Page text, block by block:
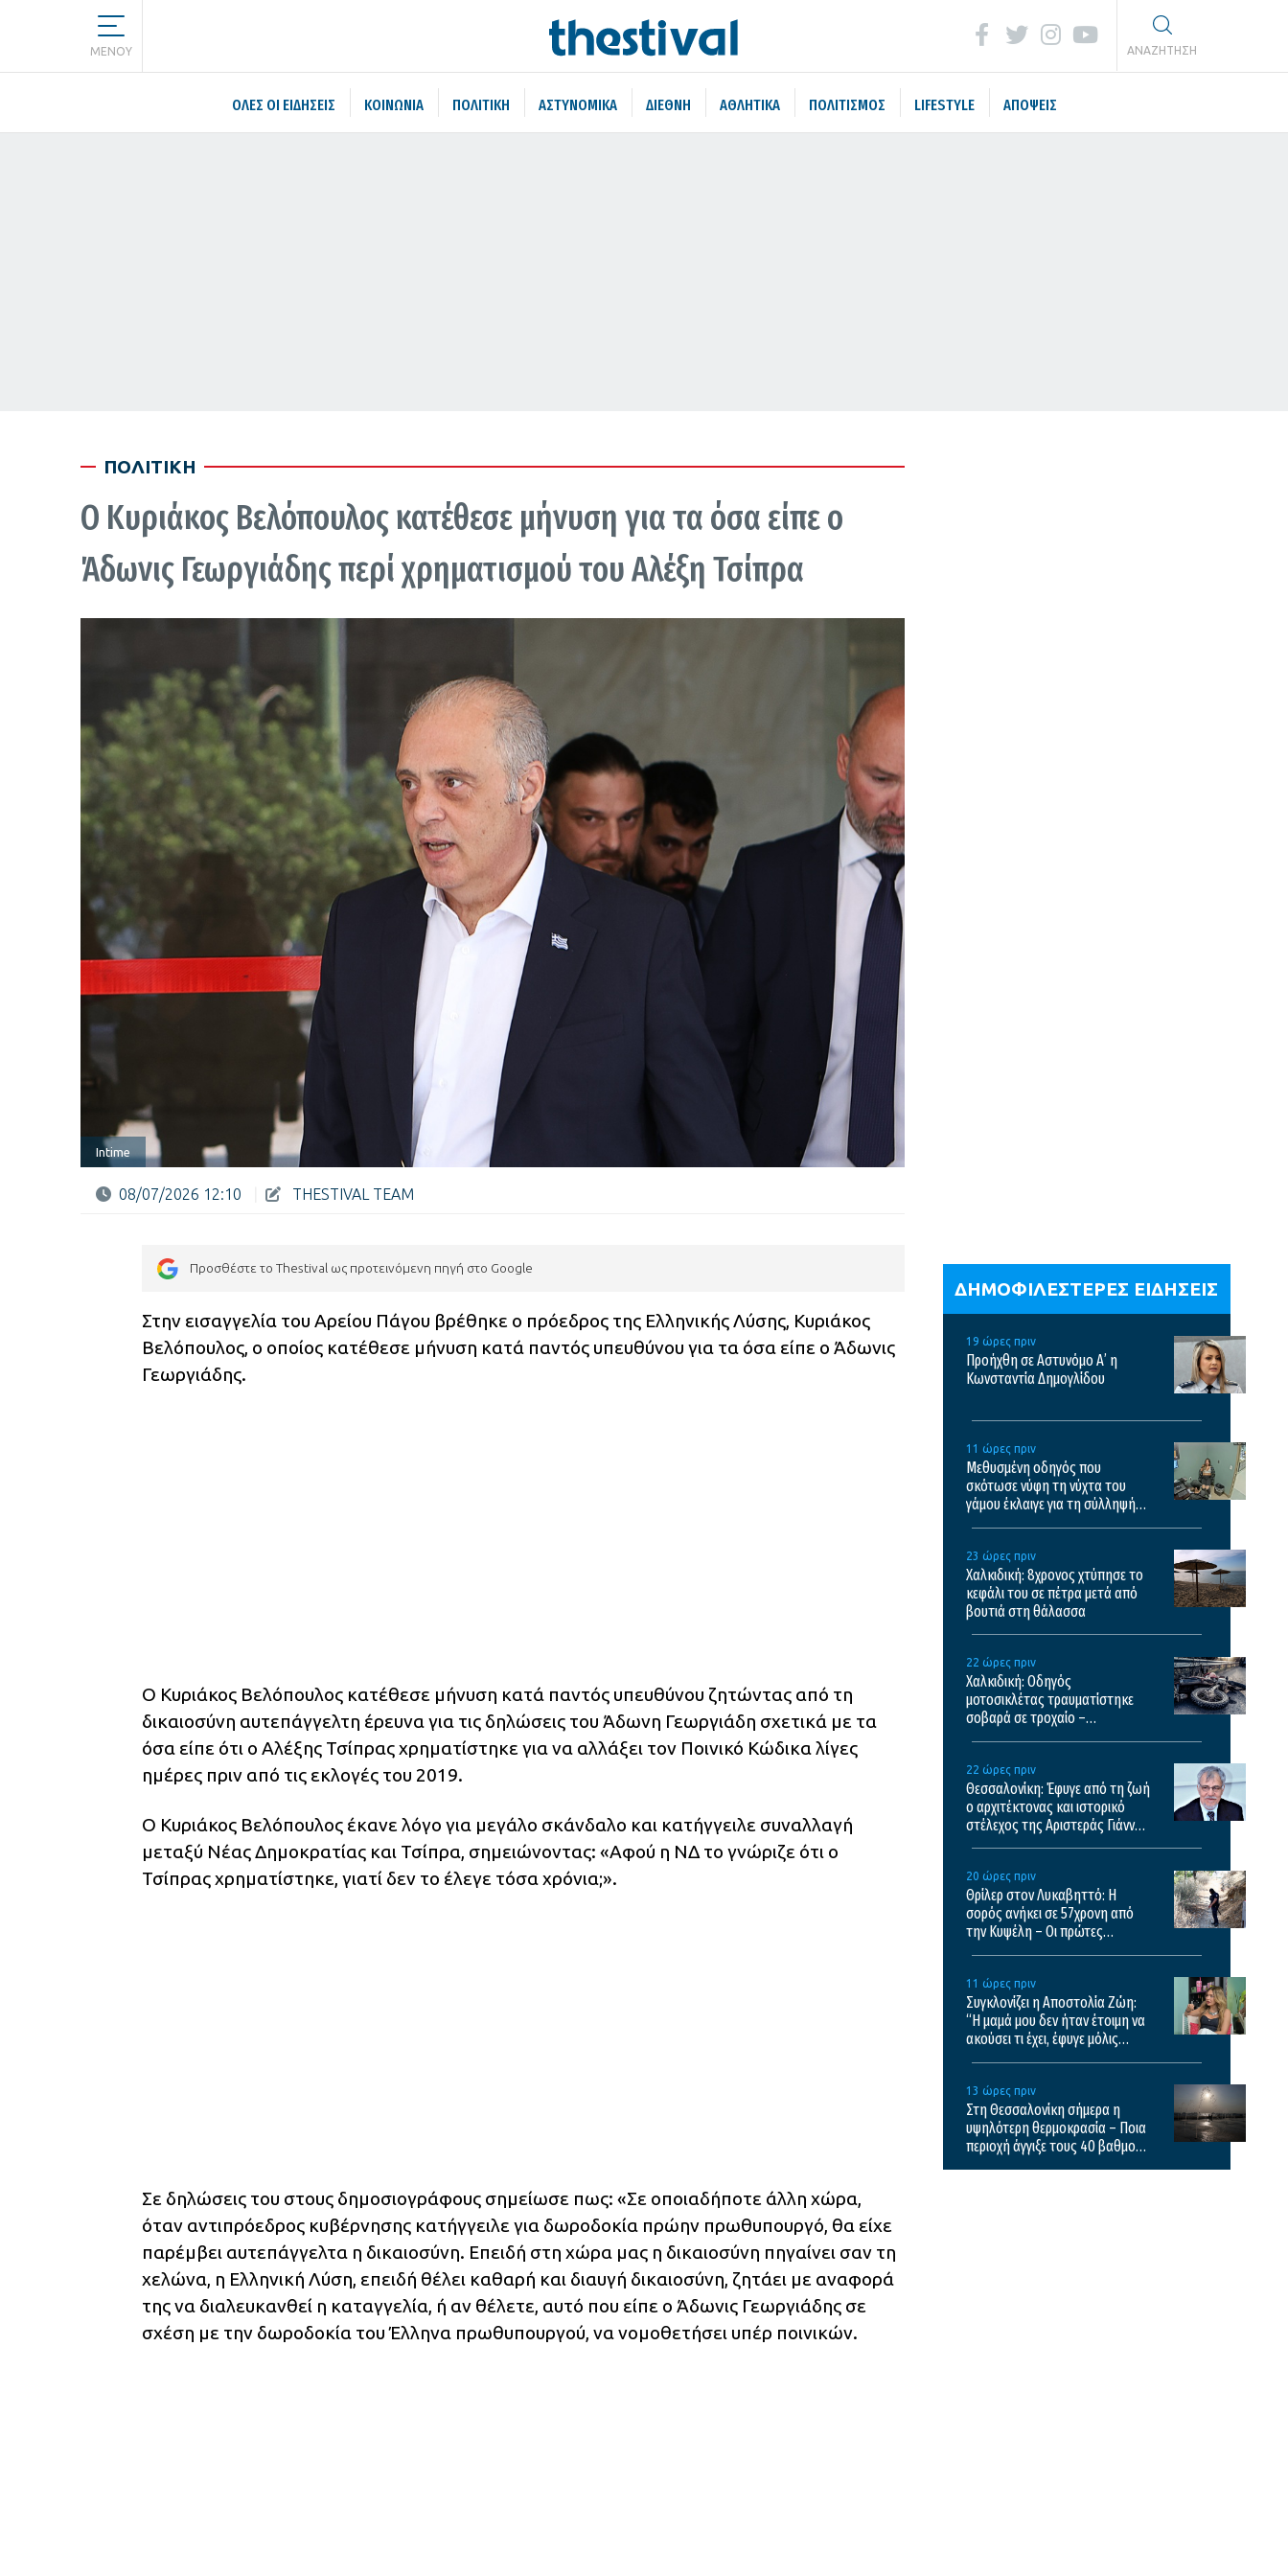
MENOY ΑΝΑΖΗΤΗΣΗ
ΌΛΕΣ ΟΙ ΕΙΔΉΣΕΙΣ ΚΟΙΝΩΝΙΑ ΠΟΛΙΤΙΚΗ ΑΣΤΥΝΟΜΙΚΑ ΔΙΕΘΝΗ ΑΘΛΗΤΙΚΑ ΠΟΛΙΤΙΣΜΟΣ LIFESTYLE ΑΠΟΨΕΙΣ
ΠΟΛΙΤΙΚΗ
Ο Κυριάκος Βελόπουλος κατέθεσε μήνυση για τα όσα είπε ο
Άδωνις Γεωργιάδης περί χρηματισμού του Αλέξη Τσίπρα
Intime
08/07/2026 12:10 THESTIVAL TEAM
Προσθέστε το Thestival ως προτεινόμενη πηγή στο Google
Στην εισαγγελία του Αρείου Πάγου βρέθηκε ο πρόεδρος της Ελληνικής Λύσης, Κυριάκος
Βελόπουλος, ο οποίος κατέθεσε μήνυση κατά παντός υπευθύνου για τα όσα είπε ο Άδωνις
Γεωργιάδης.
Ο Κυριάκος Βελόπουλος κατέθεσε μήνυση κατά παντός υπευθύνου ζητώντας από τη
δικαιοσύνη αυτεπάγγελτη έρευνα για τις δηλώσεις του Άδωνη Γεωργιάδη σχετικά με τα
όσα είπε ότι ο Αλέξης Τσίπρας χρηματίστηκε για να αλλάξει τον Ποινικό Κώδικα λίγες
ημέρες πριν από τις εκλογές του 2019.
Ο Κυριάκος Βελόπουλος έκανε λόγο για μεγάλο σκάνδαλο και κατήγγειλε συναλλαγή
μεταξύ Νέας Δημοκρατίας και Τσίπρα, σημειώνοντας: «Αφού η ΝΔ το γνώριζε ότι ο
Τσίπρας χρηματίστηκε, γιατί δεν το έλεγε τόσα χρόνια;».
Σε δηλώσεις του στους δημοσιογράφους σημείωσε πως: «Σε οποιαδήποτε άλλη χώρα,
όταν αντιπρόεδρος κυβέρνησης κατήγγειλε για δωροδοκία πρώην πρωθυπουργό, θα είχε
παρέμβει αυτεπάγγελτα η δικαιοσύνη. Επειδή στη χώρα μας η δικαιοσύνη πηγαίνει σαν τη
χελώνα, η Ελληνική Λύση, επειδή θέλει καθαρή και διαυγή δικαιοσύνη, ζητάει με αναφορά
της να διαλευκανθεί η καταγγελία, ή αν θέλετε, αυτό που είπε ο Άδωνις Γεωργιάδης σε
σχέση με την δωροδοκία του Έλληνα πρωθυπουργού, να νομοθετήσει υπέρ ποινικών.
ΔΗΜΟΦΙΛΕΣΤΕΡΕΣ ΕΙΔΗΣΕΙΣ
19 ώρες πριν
Προήχθη σε Αστυνόμο Α’ η
Κωνσταντία Δημογλίδου
11 ώρες πριν
Μεθυσμένη οδηγός που
σκότωσε νύφη τη νύχτα του
γάμου έκλαιγε για τη σύλληψή
23 ώρες πριν
Χαλκιδική: 8χρονος χτύπησε το
κεφάλι του σε πέτρα μετά από
βουτιά στη θάλασσα
22 ώρες πριν
Χαλκιδική: Οδηγός
μοτοσικλέτας τραυματίστηκε
σοβαρά σε τροχαίο –
22 ώρες πριν
Θεσσαλονίκη: Έφυγε από τη ζωή
ο αρχιτέκτονας και ιστορικό
στέλεχος της Αριστεράς Γιάννης
20 ώρες πριν
Θρίλερ στον Λυκαβηττό: Η
σορός ανήκει σε 57χρονη από
την Κυψέλη – Οι πρώτες
11 ώρες πριν
Συγκλονίζει η Αποστολία Ζώη:
“Η μαμά μου δεν ήταν έτοιμη να
ακούσει τι έχει, έφυγε μόλις
13 ώρες πριν
Στη Θεσσαλονίκη σήμερα η
υψηλότερη θερμοκρασία – Ποια
περιοχή άγγιξε τους 40 βαθμούς